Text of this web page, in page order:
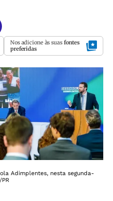
Nos adicione às suas fontes
preferidas
Adimplentes, nesta segunda-